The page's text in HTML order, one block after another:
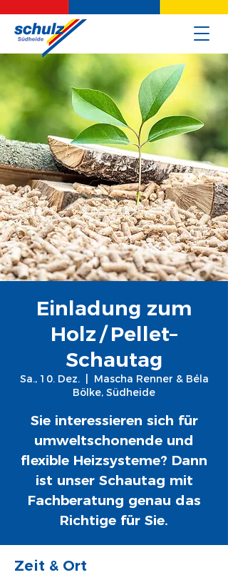
Einladung zum
Holz / Pellet–
Schautag
Sa., 10. Dez.
  |
Mascha Renner & Béla
Bölke, Südheide
Sie interessieren sich für
umweltschonende und
flexible Heizsysteme? Dann
ist unser Schautag mit
Fachberatung genau das
Richtige für Sie.
Zeit & Ort